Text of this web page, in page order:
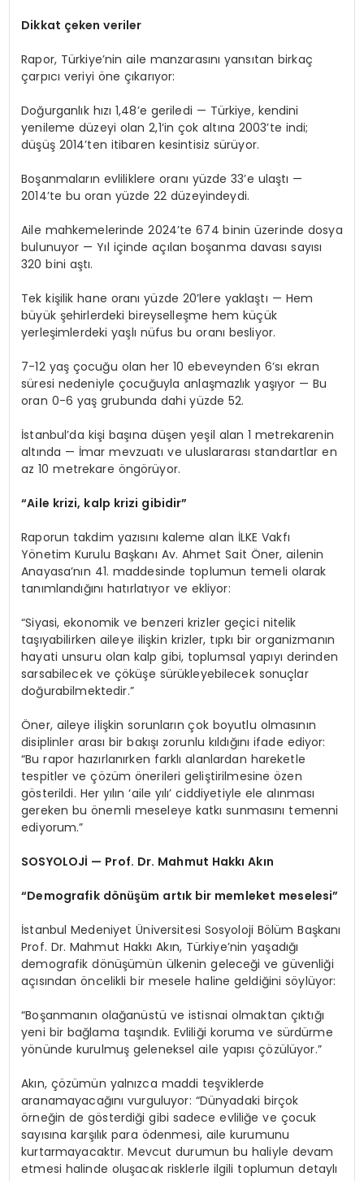
Dikkat çeken veriler
Rapor, Türkiye’nin aile manzarasını yansıtan birkaç
çarpıcı veriyi öne çıkarıyor:
Doğurganlık hızı 1,48’e geriledi — Türkiye, kendini
yenileme düzeyi olan 2,1’in çok altına 2003’te indi;
düşüş 2014’ten itibaren kesintisiz sürüyor.
Boşanmaların evliliklere oranı yüzde 33’e ulaştı —
2014’te bu oran yüzde 22 düzeyindeydi.
Aile mahkemelerinde 2024’te 674 binin üzerinde dosya
bulunuyor — Yıl içinde açılan boşanma davası sayısı
320 bini aştı.
Tek kişilik hane oranı yüzde 20’lere yaklaştı — Hem
büyük şehirlerdeki bireyselleşme hem küçük
yerleşimlerdeki yaşlı nüfus bu oranı besliyor.
7-12 yaş çocuğu olan her 10 ebeveynden 6’sı ekran
süresi nedeniyle çocuğuyla anlaşmazlık yaşıyor — Bu
oran 0-6 yaş grubunda dahi yüzde 52.
İstanbul’da kişi başına düşen yeşil alan 1 metrekarenin
altında — İmar mevzuatı ve uluslararası standartlar en
az 10 metrekare öngörüyor.
“Aile krizi, kalp krizi gibidir”
Raporun takdim yazısını kaleme alan İLKE Vakfı
Yönetim Kurulu Başkanı Av. Ahmet Sait Öner, ailenin
Anayasa’nın 41. maddesinde toplumun temeli olarak
tanımlandığını hatırlatıyor ve ekliyor:
“Siyasi, ekonomik ve benzeri krizler geçici nitelik
taşıyabilirken aileye ilişkin krizler, tıpkı bir organizmanın
hayati unsuru olan kalp gibi, toplumsal yapıyı derinden
sarsabilecek ve çöküşe sürükleyebilecek sonuçlar
doğurabilmektedir.”
Öner, aileye ilişkin sorunların çok boyutlu olmasının
disiplinler arası bir bakışı zorunlu kıldığını ifade ediyor:
“Bu rapor hazırlanırken farklı alanlardan hareketle
tespitler ve çözüm önerileri geliştirilmesine özen
gösterildi. Her yılın ‘aile yılı’ ciddiyetiyle ele alınması
gereken bu önemli meseleye katkı sunmasını temenni
ediyorum.”
SOSYOLOJİ — Prof. Dr. Mahmut Hakkı Akın
“Demografik dönüşüm artık bir memleket meselesi”
İstanbul Medeniyet Üniversitesi Sosyoloji Bölüm Başkanı
Prof. Dr. Mahmut Hakkı Akın, Türkiye’nin yaşadığı
demografik dönüşümün ülkenin geleceği ve güvenliği
açısından öncelikli bir mesele haline geldiğini söylüyor:
“Boşanmanın olağanüstü ve istisnai olmaktan çıktığı
yeni bir bağlama taşındık. Evliliği koruma ve sürdürme
yönünde kurulmuş geleneksel aile yapısı çözülüyor.”
Akın, çözümün yalnızca maddi teşviklerde
aranamayacağını vurguluyor: “Dünyadaki birçok
örneğin de gösterdiği gibi sadece evliliğe ve çocuk
sayısına karşılık para ödenmesi, aile kurumunu
kurtarmayacaktır. Mevcut durumun bu haliyle devam
etmesi halinde oluşacak risklerle ilgili toplumun detaylı